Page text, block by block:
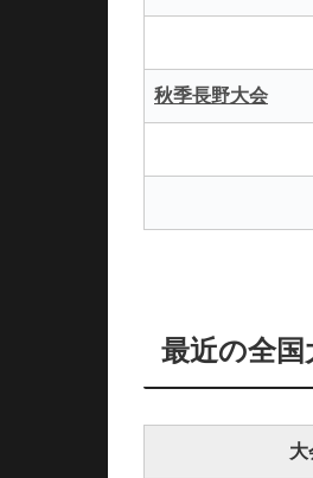
秋季長野大会
最近の全国
大